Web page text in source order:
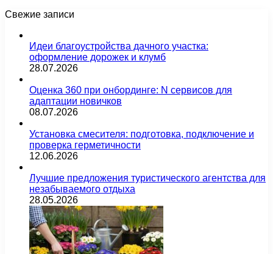
Свежие записи
Идеи благоустройства дачного участка:
оформление дорожек и клумб
28.07.2026
Оценка 360 при онбординге: N сервисов для
адаптации новичков
08.07.2026
Установка смесителя: подготовка, подключение и
проверка герметичности
12.06.2026
Лучшие предложения туристического агентства для
незабываемого отдыха
28.05.2026